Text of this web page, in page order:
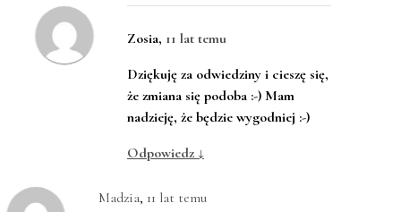
Zosia, 11 lat temu
Dziękuję za odwiedziny i cieszę się,
że zmiana się podoba :-) Mam
nadzieję, że będzie wygodniej :-)
Odpowiedz ↓
Madzia, 11 lat temu